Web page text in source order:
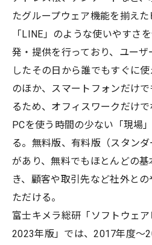
たグループウェア機能を揃えた
「LINE」のような使いやすさ
発・提供を行っており、ユー
したその日から誰でもすぐに
のほか、スマートフォンだけ
るため、オフィスワークだけ
PCを使う時間の少ない「現場
る。無料版、有料版（スタンダ
があり、無料でもほとんどの
き、顧客や取引先など社外と
ただける。
富士キメラ総研「ソフトウェ
2023年版」では、2017年度～